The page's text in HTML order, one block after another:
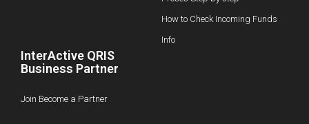
InterActive QRIS
Business Partner
Join Become a Partner
How to Check Incoming Funds
Info